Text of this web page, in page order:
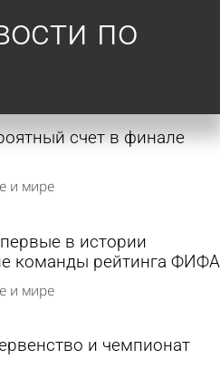
по
счет в финале
и мире
в истории
команды рейтинга ФИФА
и мире
и чемпионат